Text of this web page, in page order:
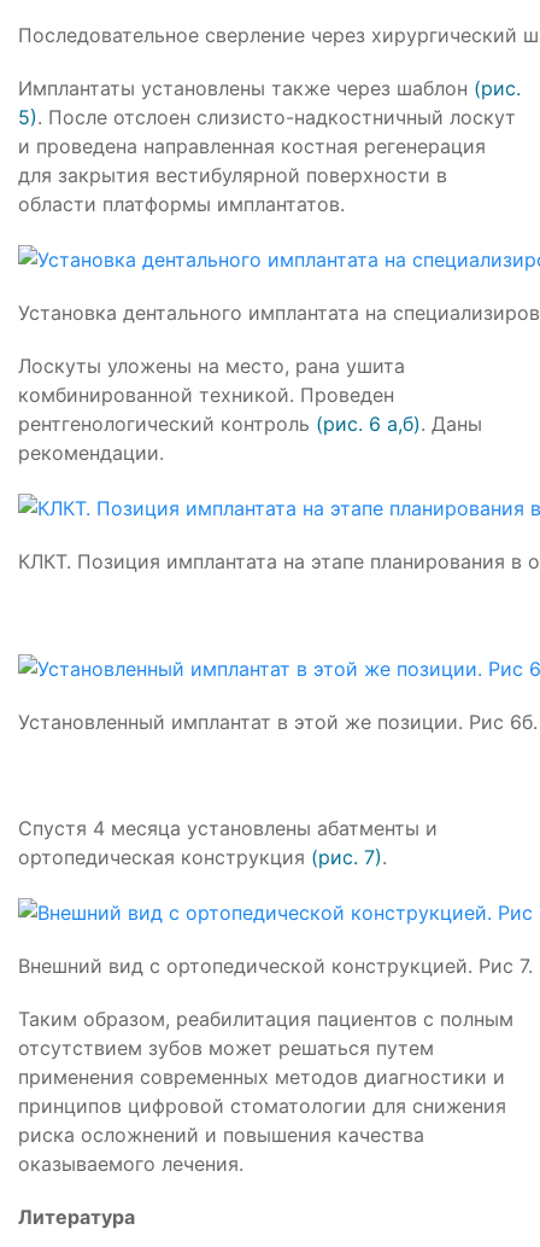
Последовательное сверление через хирургический
Имплантаты установлены также через шаблон (рис.
5). После отслоен слизисто-надкостничный лоскут
и проведена направленная костная регенерация
для закрытия вестибулярной поверхности в
области платформы имплантатов.
Установка дентального имплантата на
Лоскуты уложены на место, рана ушита
комбинированной техникой. Проведен
рентгенологический контроль (рис. 6 а,б). Даны
рекомендации.
КЛКТ. Позиция имплантата на этапе планирования в
Установленный имплантат в этой же позиции. Рис 6б.
Спустя 4 месяца установлены абатменты и
ортопедическая конструкция (рис. 7).
Внешний вид с ортопедической конструкцией. Рис 7.
Таким образом, реабилитация пациентов с полным
отсутствием зубов может решаться путем
применения современных методов диагностики и
принципов цифровой стоматологии для снижения
риска осложнений и повышения качества
оказываемого лечения.
Литература